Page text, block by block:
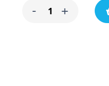
antraciet
- +